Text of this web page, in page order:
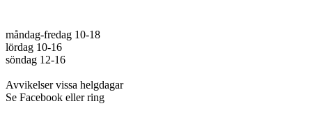
måndag-fredag 10-18
lördag 10-16
söndag 12-16
Avvikelser vissa helgdagar
Se Facebook eller ring